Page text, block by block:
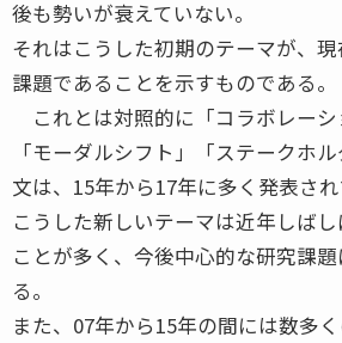
後も勢いが衰えていない。
それはこうした初期のテーマが、
課題であることを示すものである。
これとは対照的に「コラボレーシ
「モーダルシフト」「ステークホ
文は、15年から17年に多く発表され
こうした新しいテーマは近年しば
ことが多く、今後中心的な研究課
る。
また、07年から15年の間には数多